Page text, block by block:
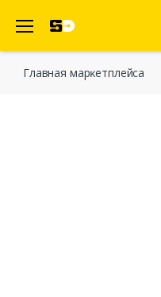
Главная марĸетплейса